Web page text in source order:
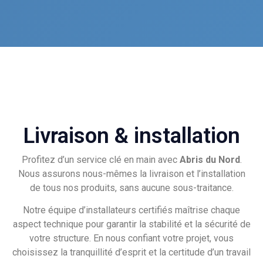
Livraison & installation
Profitez d’un service clé en main avec Abris du Nord.
Nous assurons nous-mêmes la livraison et l’installation
de tous nos produits, sans aucune sous-traitance.
Notre équipe d’installateurs certifiés maîtrise chaque
aspect technique pour garantir la stabilité et la sécurité de
votre structure. En nous confiant votre projet, vous
choisissez la tranquillité d’esprit et la certitude d’un travail